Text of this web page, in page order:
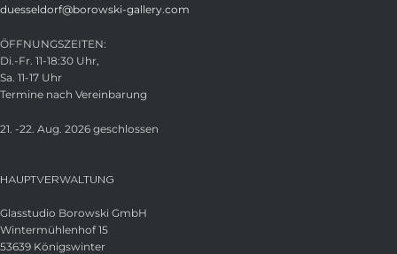
duesseldorf@borowski-gallery.com
ÖFFNUNGSZEITEN:
Di.-Fr. 11-18:30 Uhr,
Sa. 11-17 Uhr
Termine nach Vereinbarung
21. -22. Aug. 2026 geschlossen
HAUPTVERWALTUNG
Glasstudio Borowski GmbH
Wintermühlenhof 15
53639 Königswinter